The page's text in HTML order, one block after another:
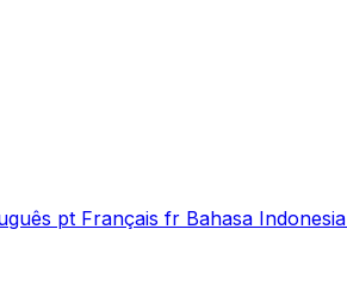
pt Français fr Bahasa Indonesia